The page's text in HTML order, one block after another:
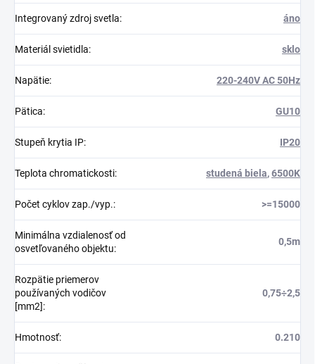
Integrovaný zdroj svetla: áno
Materiál svietidla: sklo
Napätie: 220-240V AC 50Hz
Pätica: GU10
Stupeň krytia IP: IP20
Teplota chromatickosti: studená biela,6500K
Počet cyklov zap./vyp.: >=15000
Minimálna vzdialenosť od
osvetľovaného objektu:
0,5m
Rozpätie priemerov
používaných vodičov
[mm2]:
0,75÷2,5
Hmotnosť: 0.210